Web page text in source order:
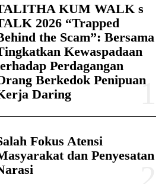
KUM WALK s
2026 “Trapped
the Scam”: Bersama
Kewaspadaan
Perdagangan
Berkedok Penipuan
Daring
Fokus Atensi
dan Penyesatan